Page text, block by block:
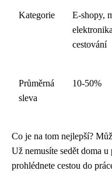
Kategorie
E-shopy,
cestování
Průměrná
sleva
10-50%
Co je na tom nejlepší?
Už nemusíte sedět doma
prohlédnete cestou do